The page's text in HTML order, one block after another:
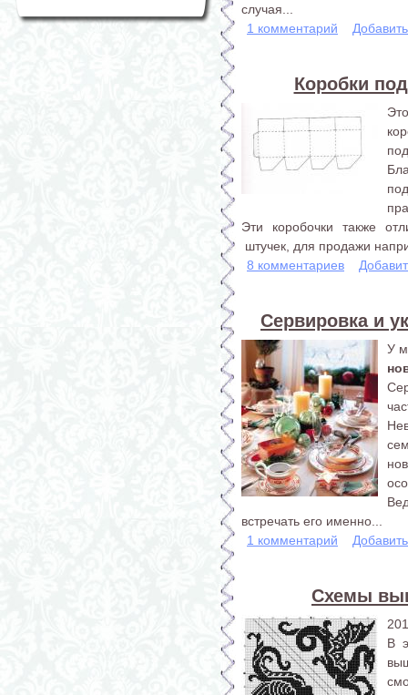
случая...
1 комментарий
Коробки
Эти коробочки также
штучек, для продажи
8 комментариев
Сервировка и
У
встречать его именно...
1 комментарий
Схемы
В